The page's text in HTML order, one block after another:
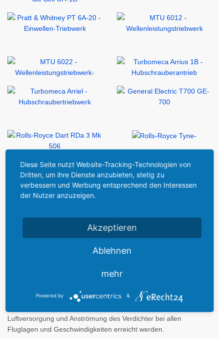
Das Arbeitsprinzip der
Triebwerksbaugruppen eines
1. Der Lufteinlauf
Luftversorgung und Anströmung des Verdichter bei allen
Fluglagen und Geschwindigkeiten erreicht werden.
Diese Seite nutzt Website-Tracking-Technologien von
Dritten, um ihre Dienste anzubieten, stetig zu
verbessern und Werbung entsprechend den Interessen
der Nutzer anzuzeigen.
Akzeptieren
Ablehnen
mehr
Powered by &